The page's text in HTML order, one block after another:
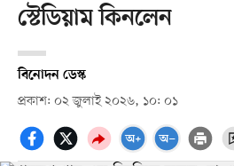
স্টেডিয়াম কিনলেন
বিনোদন ডেস্ক
প্রকাশ: ০২ জুলাই ২০২৬, ১০: ০১